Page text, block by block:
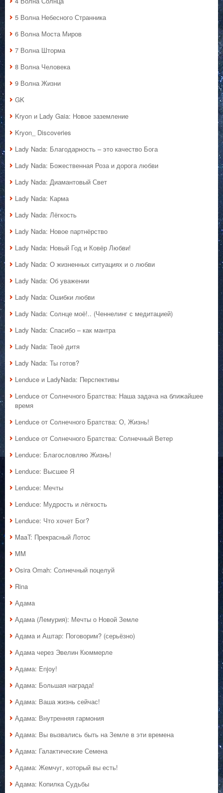
5 Волна Небесного Странника
6 Волна Моста Миров
7 Волна Шторма
8 Волна Человека
9 Волна Жизни
GK
Kryon и Lady Gaia: Новое заземление
Kryon_ Discoveries
Lady Nada: Благодарность – это качество Бога
Lady Nada: Божественная Роза и дорога любви
Lady Nada: Диамантовый Свет
Lady Nada: Карма
Lady Nada: Лёгкость
Lady Nada: Новое партнёрство
Lady Nada: Новый Год и Ковёр Любви!
Lady Nada: О жизненных ситуациях и о любви
Lady Nada: Об уважении
Lady Nada: Ошибки любви
Lady Nada: Солнце моё!.. (Ченнелинг с медитацией)
Lady Nada: Спасибо – как мантра
Lady Nada: Твоё дитя
Lady Nada: Ты готов?
Lenduce и LadyNada: Перспективы
Lenduce от Солнечного Братства: Наша задача на ближайшее
время
Lenduce от Солнечного Братства: О, Жизнь!
Lenduce от Солнечного Братства: Солнечный Ветер
Lenduce: Благословляю Жизнь!
Lenduce: Высшее Я
Lenduce: Мечты
Lenduce: Мудрость и лёгкость
Lenduce: Что хочет Бог?
MaaT: Прекрасный Лотос
MM
Osira Omah: Солнечный поцелуй
Rina
Адама
Адама (Лемурия): Мечты о Новой Земле
Адама и Аштар: Поговорим? (серьёзно)
Адама через Эвелин Кюммерле
Адама: Enjoy!
Адама: Большая награда!
Адама: Ваша жизнь сейчас!
Адама: Внутренняя гармония
Адама: Вы вызвались быть на Земле в эти времена
Адама: Галактические Семена
Адама: Жемчуг, который вы есть!
Адама: Копилка Судьбы